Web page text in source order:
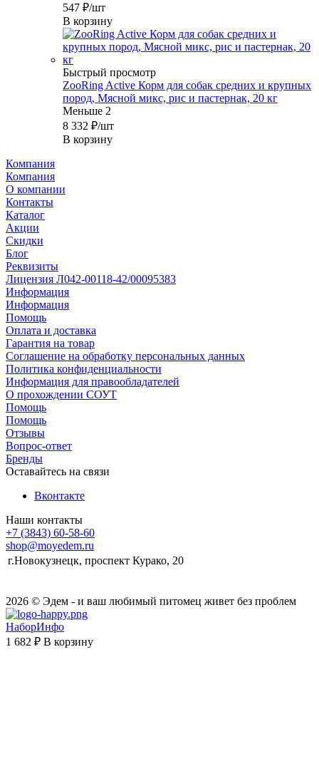
547 ₽/шт
В корзину
Быстрый просмотр
ZooRing Active Корм для собак средних и крупных
пород, Мясной микс, рис и пастернак, 20 кг
Меньше 2
8 332 ₽/шт
В корзину
Компания
Компания
О компании
Контакты
Каталог
Акции
Скидки
Блог
Реквизиты
Лицензия Л042-00118-42/00095383
Информация
Информация
Помощь
Оплата и доставка
Гарантия на товар
Соглашение на обработку персональных данных
Политика конфиденциальности
Информация для правообладателей
О прохождении СОУТ
Помощь
Помощь
Отзывы
Вопрос-ответ
Бренды
Оставайтесь на связи
Вконтакте
Наши контакты
+7 (3843) 60-58-60
shop@moyedem.ru
г.Новокузнецк, проспект Курако, 20
2026 © Эдем - и ваш любимый питомец живет без проблем
НаборИнфо
1 682 ₽ В корзину